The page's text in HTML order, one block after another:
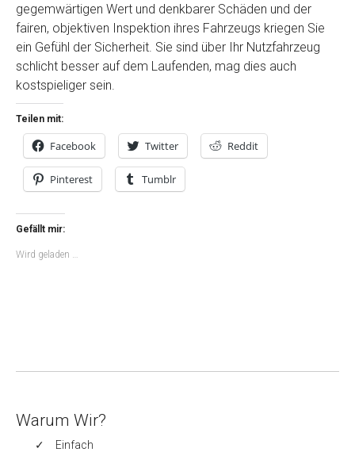
gegemwärtigen Wert und denkbarer Schäden und der
fairen, objektiven Inspektion ihres Fahrzeugs kriegen Sie
ein Gefühl der Sicherheit. Sie sind über Ihr Nutzfahrzeug
schlicht besser auf dem Laufenden, mag dies auch
kostspieliger sein.
Teilen mit:
Facebook Twitter Reddit
Pinterest Tumblr
Gefällt mir:
Wird geladen …
Warum Wir?
Einfach